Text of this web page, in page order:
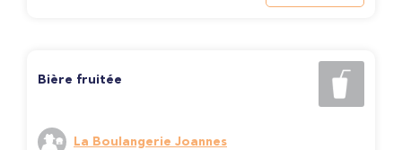
Bière fruitée
La Boulangerie Joannes